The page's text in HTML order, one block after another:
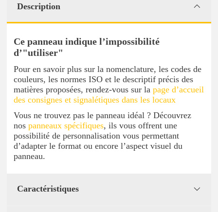
Description
Ce panneau indique l’impossibilité
d’"utiliser"
Pour en savoir plus sur la nomenclature, les codes de
couleurs, les normes ISO et le descriptif précis des
matières proposées, rendez-vous sur la page d’accueil
des consignes et signalétiques dans les locaux
Vous ne trouvez pas le panneau idéal ? Découvrez
nos panneaux spécifiques, ils vous offrent une
possibilité de personnalisation vous permettant
d’adapter le format ou encore l’aspect visuel du
panneau.
Caractéristiques